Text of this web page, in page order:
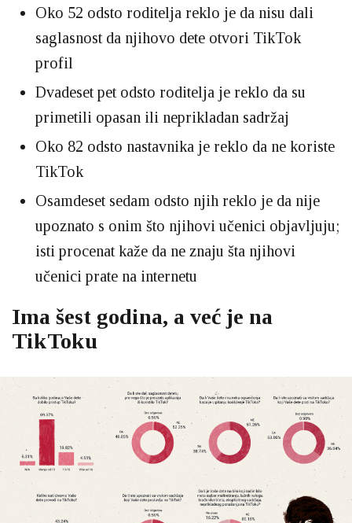
Oko 52 odsto roditelja reklo je da nisu dali
saglasnost da njihovo dete otvori TikTok
profil
Dvadeset pet odsto roditelja je reklo da su
primetili opasan ili neprikladan sadržaj
Oko 82 odsto nastavnika je reklo da ne koriste
TikTok
Osamdeset sedam odsto njih reklo je da nije
upoznato s onim što njihovi učenici objavljuju;
isti procenat kaže da ne znaju šta njihovi
učenici prate na internetu
Ima šest godina, a već je na
TikToku